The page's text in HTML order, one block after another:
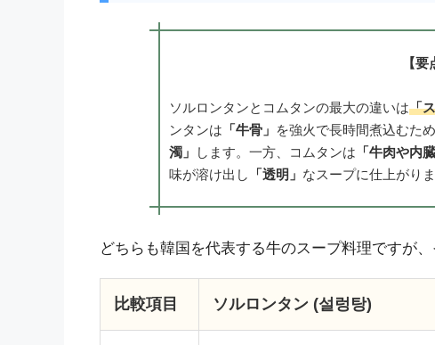
【要
ソルロンタンとコムタンの最大の違いは「
ンタンは 「牛骨」 を強火で長時間煮込むた
濁」
します。一方、コムタンは 「牛肉や内臓
味が溶け出し
「透明」 なスープに仕上がりま
どちらも韓国を代表する牛のスープ料理ですが、
比較項目 ソルロンタン (설렁탕)